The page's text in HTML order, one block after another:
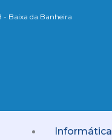
- Baixa da Banheira
Informática
Menu